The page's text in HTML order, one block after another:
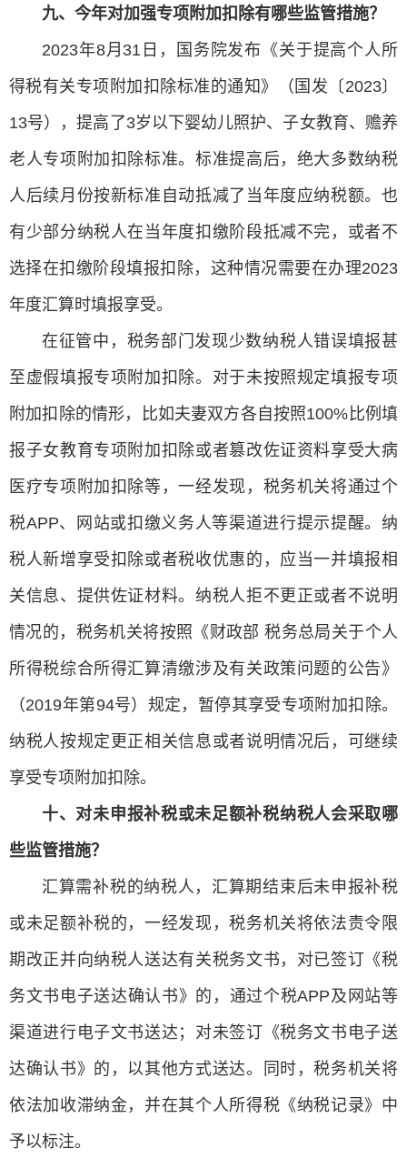
九、今年对加强专项附加扣除有哪些监管措施？
2023年8月31日，国务院发布《关于提高个人所
得税有关专项附加扣除标准的通知》（国发〔2023〕
13号），提高了3岁以下婴幼儿照护、子女教育、赡养
老人专项附加扣除标准。标准提高后，绝大多数纳税
人后续月份按新标准自动抵减了当年度应纳税额。也
有少部分纳税人在当年度扣缴阶段抵减不完，或者不
选择在扣缴阶段填报扣除，这种情况需要在办理2023
年度汇算时填报享受。
在征管中，税务部门发现少数纳税人错误填报甚
至虚假填报专项附加扣除。对于未按照规定填报专项
附加扣除的情形，比如夫妻双方各自按照100%比例填
报子女教育专项附加扣除或者篡改佐证资料享受大病
医疗专项附加扣除等，一经发现，税务机关将通过个
税APP、网站或扣缴义务人等渠道进行提示提醒。纳
税人新增享受扣除或者税收优惠的，应当一并填报相
关信息、提供佐证材料。纳税人拒不更正或者不说明
情况的，税务机关将按照《财政部 税务总局关于个人
所得税综合所得汇算清缴涉及有关政策问题的公告》
（2019年第94号）规定，暂停其享受专项附加扣除。
纳税人按规定更正相关信息或者说明情况后，可继续
享受专项附加扣除。
十、对未申报补税或未足额补税纳税人会采取哪
些监管措施？
汇算需补税的纳税人，汇算期结束后未申报补税
或未足额补税的，一经发现，税务机关将依法责令限
期改正并向纳税人送达有关税务文书，对已签订《税
务文书电子送达确认书》的，通过个税APP及网站等
渠道进行电子文书送达；对未签订《税务文书电子送
达确认书》的，以其他方式送达。同时，税务机关将
依法加收滞纳金，并在其个人所得税《纳税记录》中
予以标注。